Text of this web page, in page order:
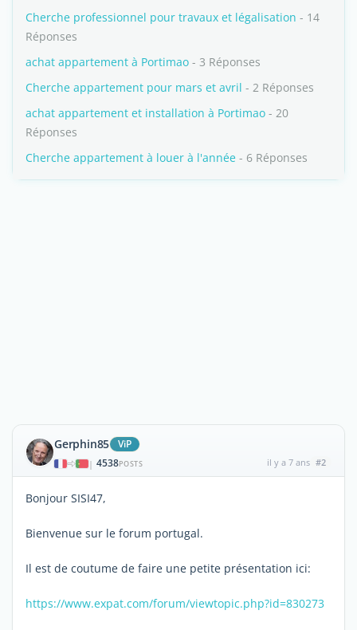
Cherche professionnel pour travaux et légalisation - 14
Réponses
achat appartement à Portimao - 3 Réponses
Cherche appartement pour mars et avril - 2 Réponses
achat appartement et installation à Portimao - 20
Réponses
Cherche appartement à louer à l'année - 6 Réponses
Gerphin85 ViP
| 4538POSTS il y a 7 ans #2
Bonjour SISI47,
Bienvenue sur le forum portugal.
Il est de coutume de faire une petite présentation ici:
https://www.expat.com/forum/viewtopic.php?id=830273